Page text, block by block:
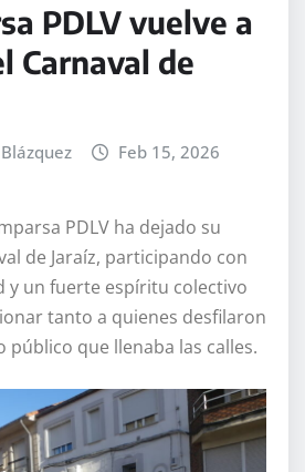
PDLV vuelve a
Carnaval de
Feb 15, 2026
PDLV ha dejado su
de Jaraíz, participando con
y un fuerte espíritu colectivo
tanto a quienes desfilaron
público que llenaba las calles.